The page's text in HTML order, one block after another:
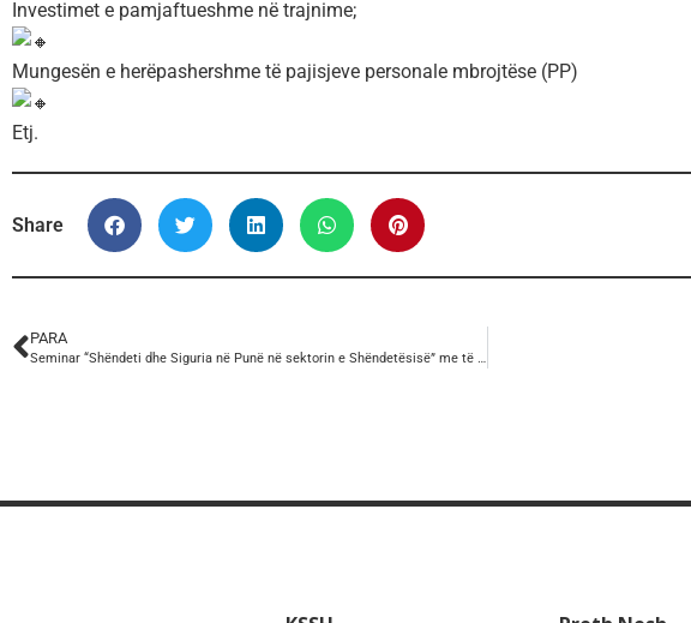
Investimet e pamjaftueshme në trajnime;
Mungesën e herëpashershme të pajisjeve personale mbrojtëse (PP)
Etj.
Share
PARA
Seminar “Shëndeti dhe Siguria në Punë në sektorin e Shëndetësisë” me të rinjtë e Spitalit Rajonal Durrës, anëtar të Federatës së Sindikatave të Punonjësve të Shëndetësisë (FSPSHSH).